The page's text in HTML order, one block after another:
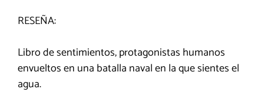
RESEÑA:
Libro de sentimientos, protagonistas humanos
envueltos en una batalla naval en la que sientes el
agua.